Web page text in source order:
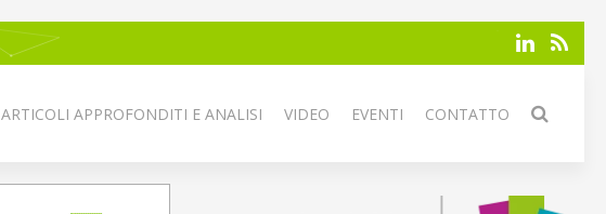
ARTICOLI APPROFONDITI E ANALISI VIDEO EVENTI CONTATTO